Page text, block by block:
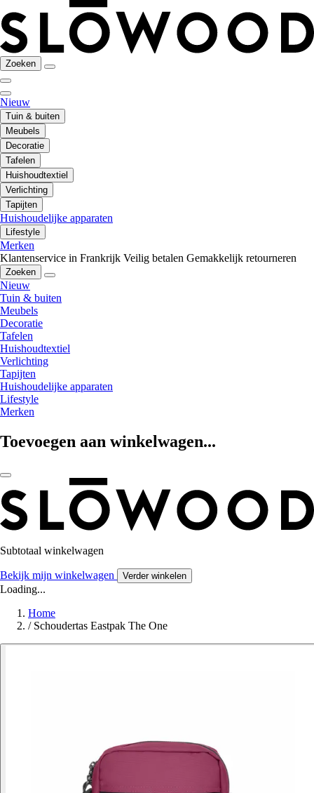
Zoeken
Nieuw
Tuin & buiten
Meubels
Decoratie
Tafelen
Huishoudtextiel
Verlichting
Tapijten
Huishoudelijke apparaten
Lifestyle
Merken
Klantenservice in Frankrijk Veilig betalen Gemakkelijk retourneren
Zoeken
Nieuw
Tuin & buiten
Meubels
Decoratie
Tafelen
Huishoudtextiel
Verlichting
Tapijten
Huishoudelijke apparaten
Lifestyle
Merken
Toevoegen aan winkelwagen...
Subtotaal winkelwagen
Bekijk mijn winkelwagen Verder winkelen
Loading...
Home
/ Schoudertas Eastpak The One